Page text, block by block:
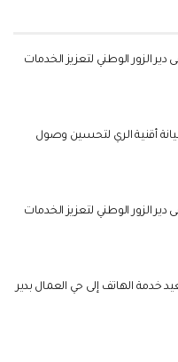
الزور الوطني لتعزيز الخدمات
صيانة أقنية الري لتحسين وصول
الزور الوطني لتعزيز الخدمات
تعيد خدمة الهاتف إلى حي العمال بدير